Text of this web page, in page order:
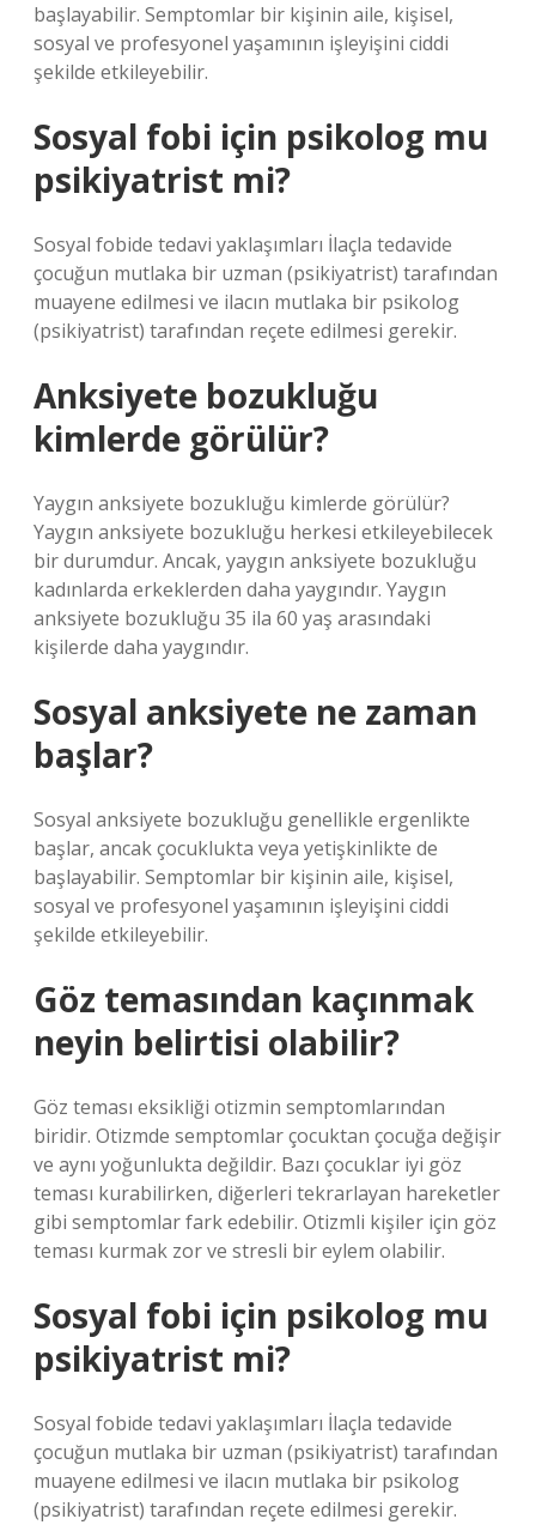
başlayabilir. Semptomlar bir kişinin aile, kişisel,
sosyal ve profesyonel yaşamının işleyişini ciddi
şekilde etkileyebilir.
Sosyal fobi için psikolog mu
psikiyatrist mi?
Sosyal fobide tedavi yaklaşımları İlaçla tedavide
çocuğun mutlaka bir uzman (psikiyatrist) tarafından
muayene edilmesi ve ilacın mutlaka bir psikolog
(psikiyatrist) tarafından reçete edilmesi gerekir.
Anksiyete bozukluğu
kimlerde görülür?
Yaygın anksiyete bozukluğu kimlerde görülür?
Yaygın anksiyete bozukluğu herkesi etkileyebilecek
bir durumdur. Ancak, yaygın anksiyete bozukluğu
kadınlarda erkeklerden daha yaygındır. Yaygın
anksiyete bozukluğu 35 ila 60 yaş arasındaki
kişilerde daha yaygındır.
Sosyal anksiyete ne zaman
başlar?
Sosyal anksiyete bozukluğu genellikle ergenlikte
başlar, ancak çocuklukta veya yetişkinlikte de
başlayabilir. Semptomlar bir kişinin aile, kişisel,
sosyal ve profesyonel yaşamının işleyişini ciddi
şekilde etkileyebilir.
Göz temasından kaçınmak
neyin belirtisi olabilir?
Göz teması eksikliği otizmin semptomlarından
biridir. Otizmde semptomlar çocuktan çocuğa değişir
ve aynı yoğunlukta değildir. Bazı çocuklar iyi göz
teması kurabilirken, diğerleri tekrarlayan hareketler
gibi semptomlar fark edebilir. Otizmli kişiler için göz
teması kurmak zor ve stresli bir eylem olabilir.
Sosyal fobi için psikolog mu
psikiyatrist mi?
Sosyal fobide tedavi yaklaşımları İlaçla tedavide
çocuğun mutlaka bir uzman (psikiyatrist) tarafından
muayene edilmesi ve ilacın mutlaka bir psikolog
(psikiyatrist) tarafından reçete edilmesi gerekir.